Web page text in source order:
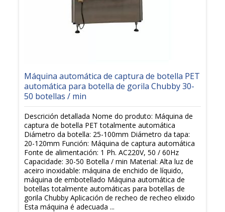
Máquina automática de captura de botella PET
automática para botella de gorila Chubby 30-
50 botellas / min
Descrición detallada Nome do produto: Máquina de
captura de botella PET totalmente automática
Diámetro da botella: 25-100mm Diámetro da tapa:
20-120mm Función: Máquina de captura automática
Fonte de alimentación: 1 Ph. AC220V, 50 / 60Hz
Capacidade: 30-50 Botella / min Material: Alta luz de
aceiro inoxidable: máquina de enchido de líquido,
máquina de embotellado Máquina automática de
botellas totalmente automáticas para botellas de
gorila Chubby Aplicación de recheo de recheo elixido
Esta máquina é adecuada ...